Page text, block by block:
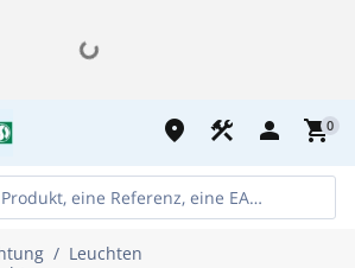
place construction person shopping_cart0
Leuchten